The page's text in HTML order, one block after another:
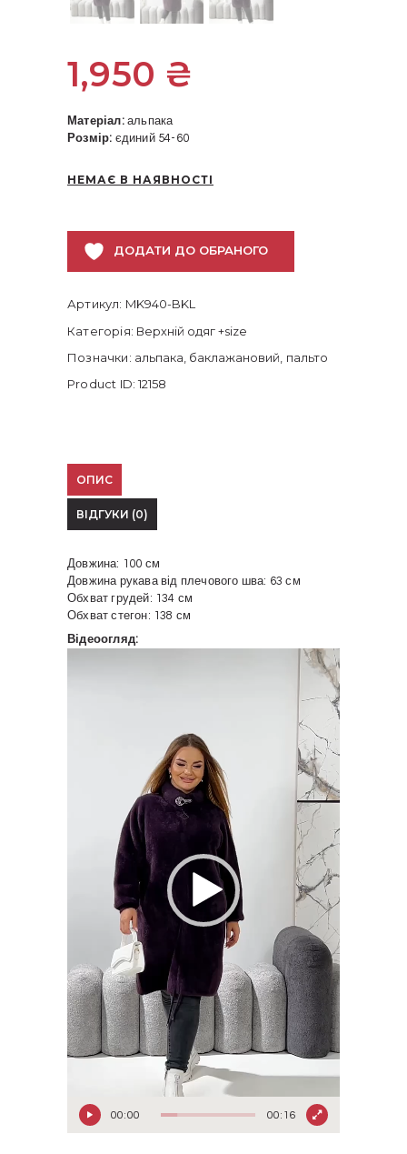
1,950 ₴
Матеріал:альпака
Розмір: єдиний 54-60
НЕМАЄ В НАЯВНОСТІ
ДОДАТИ ДО ОБРАНОГО
Артикул: MK940-BKL
Категорія: Верхній одяг +size
Позначки: альпака баклажановий пальто
Product ID:12158
ОПИС
ВІДГУКИ (0)
Довжина: 100 см
Довжина рукава від плечового шва: 63 см
Обхват грудей: 134 см
Обхват стегон: 138 см
Відеоогляд:
00:00 00:16